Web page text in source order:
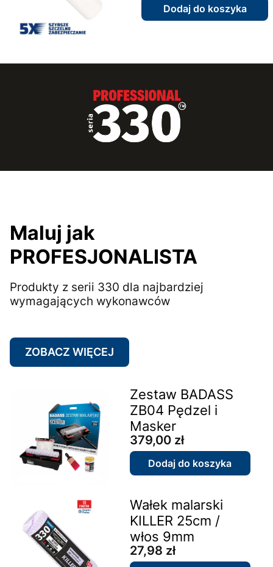
Dodaj do koszyka
Maluj jak
PROFESJONALISTA
Produkty z serii 330 dla najbardziej
wymagających wykonawców
ZOBACZ WIĘCEJ
Zestaw BADASS
ZB04 Pędzel i
Masker
Cena
379,00 zł
Dodaj do koszyka
Wałek malarski
KILLER 25cm /
włos 9mm
Cena
27,98 zł